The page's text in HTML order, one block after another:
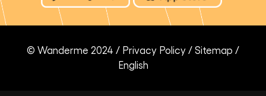
© Wanderme 2024 / Privacy Policy / Sitemap /
English